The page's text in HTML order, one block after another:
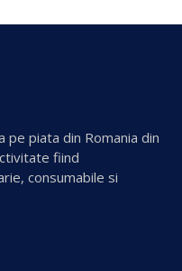
piata din Romania din
fiind
consumabile si